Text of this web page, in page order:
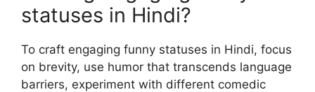
statuses in Hindi?
To craft engaging funny statuses in Hindi, focus
on brevity, use humor that transcends language
barriers, experiment with different comedic